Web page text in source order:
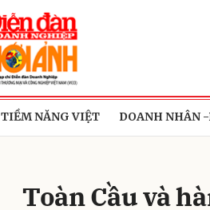
TIỀM NĂNG VIỆT DOANH NHÂN
Toàn Cầu và